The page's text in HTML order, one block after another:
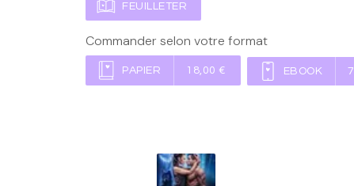
FEUILLETER
Commander selon votre format
PAPIER 18,00 € EBOOK